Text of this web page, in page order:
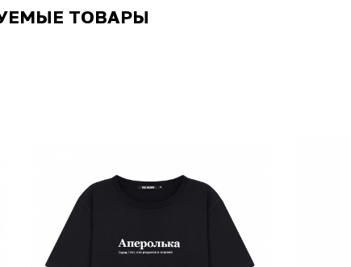
ТОВАРЫ